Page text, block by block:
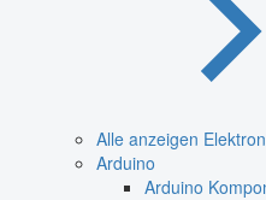
Alle anzeigen
Arduino
Arduino